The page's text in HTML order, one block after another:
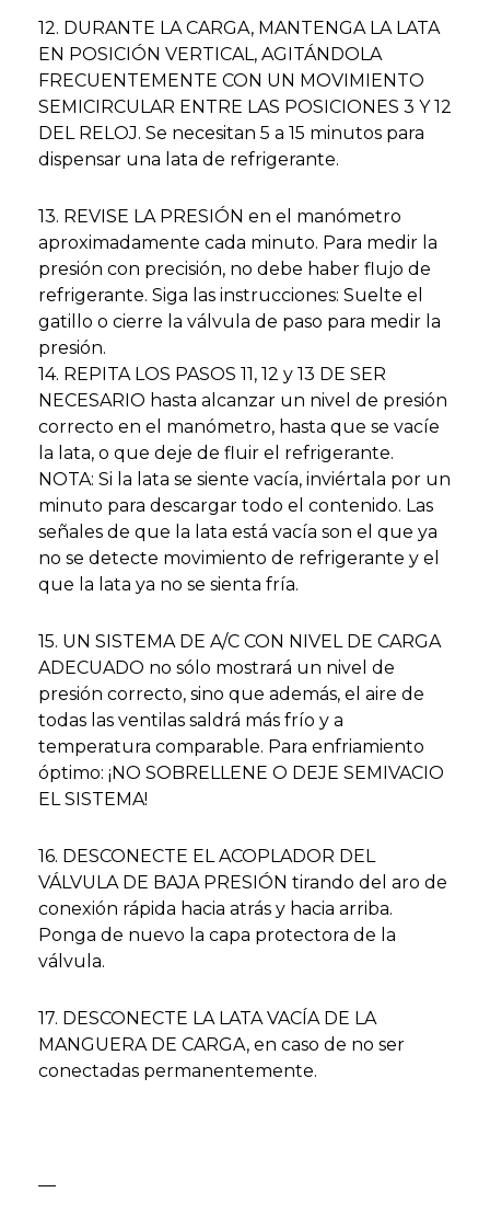
12. DURANTE LA CARGA, MANTENGA LA LATA
EN POSICIÓN VERTICAL, AGITÁNDOLA
FRECUENTEMENTE CON UN MOVIMIENTO
SEMICIRCULAR ENTRE LAS POSICIONES 3 Y 12
DEL RELOJ. Se necesitan 5 a 15 minutos para
dispensar una lata de refrigerante.
13. REVISE LA PRESIÓN en el manómetro
aproximadamente cada minuto. Para medir la
presión con precisión, no debe haber flujo de
refrigerante. Siga las instrucciones: Suelte el
gatillo o cierre la válvula de paso para medir la
presión.
14. REPITA LOS PASOS 11, 12 y 13 DE SER
NECESARIO hasta alcanzar un nivel de presión
correcto en el manómetro, hasta que se vacíe
la lata, o que deje de fluir el refrigerante.
NOTA: Si la lata se siente vacía, inviértala por un
minuto para descargar todo el contenido. Las
señales de que la lata está vacía son el que ya
no se detecte movimiento de refrigerante y el
que la lata ya no se sienta fría.
15. UN SISTEMA DE A/C CON NIVEL DE CARGA
ADECUADO no sólo mostrará un nivel de
presión correcto, sino que además, el aire de
todas las ventilas saldrá más frío y a
temperatura comparable. Para enfriamiento
óptimo: ¡NO SOBRELLENE O DEJE SEMIVACIO
EL SISTEMA!
16. DESCONECTE EL ACOPLADOR DEL
VÁLVULA DE BAJA PRESIÓN tirando del aro de
conexión rápida hacia atrás y hacia arriba.
Ponga de nuevo la capa protectora de la
válvula.
17. DESCONECTE LA LATA VACÍA DE LA
MANGUERA DE CARGA, en caso de no ser
conectadas permanentemente.
—